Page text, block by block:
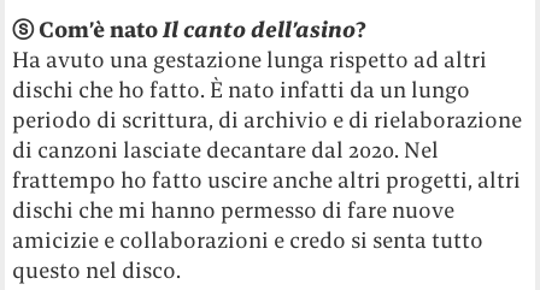
ⓢCom’è natoIl canto dell’asino?
Ha avuto una gestazione lunga rispetto ad altri
dischi che ho fatto. È nato infatti da un lungo
periodo di scrittura, di archivio e di rielaborazione
di canzoni lasciate decantare dal 2020. Nel
frattempo ho fatto uscire anche altri progetti, altri
dischi che mi hanno permesso di fare nuove
amicizie e collaborazioni e credo si senta tutto
questo nel disco.